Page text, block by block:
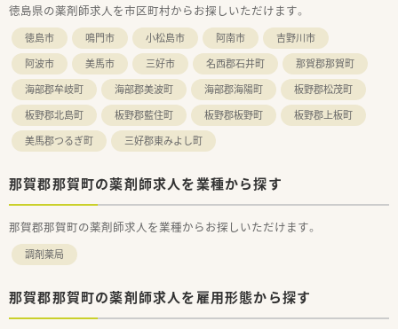
■「気軽に相談してもらえる存在」を目指し、
会社として在宅医療やセルフメディケーションにも積極的に
取り組まれています。
■各エリアにマネージャーが配置されており、ヘルプ体制もしっ
かりございます。
■子育てや介護など様々なご事情がおありの方がいらっしゃり、
様々なライフステージの方が「安心して働き続けることのでき
る職場」であることを大切にされています。
■複数店舗展開されていますが、異動などは双方ご相談の上で行
っています。
＜研修制度＞
■研修に関しては本社で受講できるものからご自宅で学習でき
るWeb研修など、
各々のスキルや環境に応じて受講できる研修体制を整備して
います。
■中途入社の方にはキャリア採用者研修として、入社初日に調剤
電子薬歴操作、調剤報酬、労務関連などの研修を実施します。
入社2～3ヶ月後には、フォローアップ研修を実施することで、
徳島県の薬剤師求人を市区町村からお探しいただけます。
徳島市 鳴門市 小松島市 阿南市
吉野川市
阿波市
美馬市 三好市 名西郡石井町
那賀郡那賀町
海部郡牟岐町
海部郡美波町 海部郡海陽町
板野郡松茂町
板野郡北島町
板野郡藍住町 板野郡板野町
板野郡上板町
美馬郡つるぎ町
三好郡東みよし町
那賀郡那賀町の薬剤師求人を業種から探す
那賀郡那賀町の薬剤師求人を業種からお探しいただけます。
調剤薬局
那賀郡那賀町の薬剤師求人を雇用形態から探す